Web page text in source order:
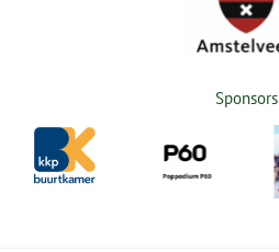
Sponsors